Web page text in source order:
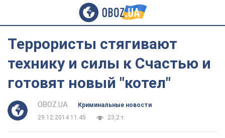
Террористы стягивают
технику и силы к Счастью и
готовят новый "котел"
OBOZ.UA
Криминальные новости
29.12.2014 11:45
23,2 т.